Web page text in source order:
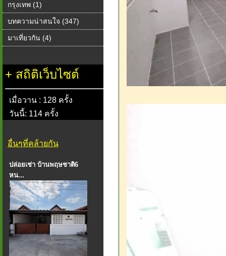
กรุงเทพ (1)
บทความน่าสนใจ (347)
มาเที่ยวกัน (4)
+ สถิติเว็บไซต์
เมื่อวาน : 128 ครั้ง
วันนี้: 114 ครั้ง
อื่นๆที่คล้ายกัน
ปล่อยเช่า บ้านพฤษชาติ6
หน...